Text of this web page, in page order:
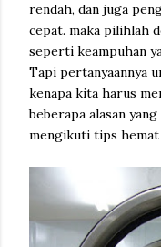
rendah, dan juga
cepat. maka pilihlah
seperti keampuhan
Tapi pertanyaannya
kenapa kita harus
beberapa alasan
mengikuti tips